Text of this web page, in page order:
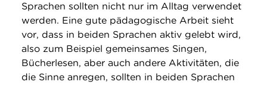
Sprachen sollten nicht nur im Alltag verwendet
werden. Eine gute pädagogische Arbeit sieht
vor, dass in beiden Sprachen aktiv gelebt wird,
also zum Beispiel gemeinsames Singen,
Bücherlesen, aber auch andere Aktivitäten, die
die Sinne anregen, sollten in beiden Sprachen